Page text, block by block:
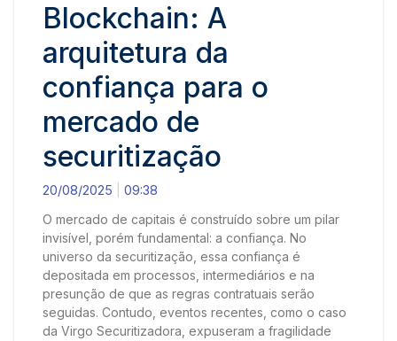
Blockchain: A
arquitetura da
confiança para o
mercado de
securitização
20/08/2025
09:38
O mercado de capitais é construído sobre um pilar
invisível, porém fundamental: a confiança. No
universo da securitização, essa confiança é
depositada em processos, intermediários e na
presunção de que as regras contratuais serão
seguidas. Contudo, eventos recentes, como o caso
da Virgo Securitizadora, expuseram a fragilidade